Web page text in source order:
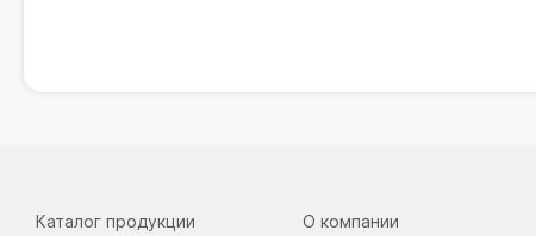
Каталог продукции О компании